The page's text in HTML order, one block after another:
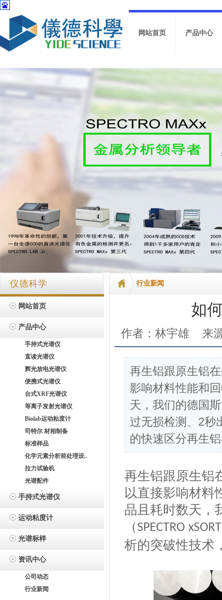
网站首页 产品中心
仪德科学
网站首页
产品中心
手持式光谱仪
直读光谱仪
辉光放电光谱仪
便携式光谱仪
台式XRF光谱仪
等离子发射光谱仪
Biolab运动粘度计
司特尔 材相制备
标准样品
化学元素分析前处理设..
拉力试验机
光谱配件
手持式光谱仪
运动粘度计
光谱标样
资讯中心
公司动态
行业新闻
行业新闻
如
作者：林宇雄 来
再生铝跟原生铝
影响材料性能和
天，我们的德国
过无损检测、2秒
的快速区分再生
再生铝跟原生铝
以直接影响材料
品且耗时数天，
（SPECTRO xSORT
析的突破性技术